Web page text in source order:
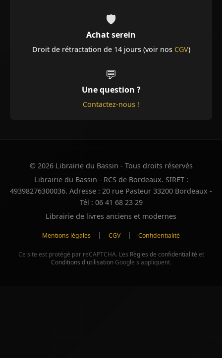
🛡️
Achat serein
Droit de rétractation de 14 jours (voir nos CGV)
💬
Une question ?
Contactez-nous !
© 2026 Librairie du Bassin - Tous droits réservés
Librairie du Bassin - RCS de Bordeaux. SIRET :
49398276300036. Adresse : 20 rue Pasteur 33200 Bordeaux -
Tél : 06 41 68 23 29
Librairie de livres anciens et modernes
Mentions légales | CGV | Confidentialité
Ce site est protégé par reCAPTCHA. Les Règles de confidentialité et
Conditions d'utilisationGoogle s'appliquent.